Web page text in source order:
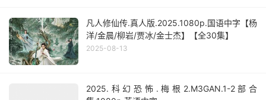
凡人修仙传.真人版.2025.1080p.国语中字【杨
洋/金晨/柳岩/贾冰/金士杰】【全30集】
2025-08-13
2025.科幻恐怖.梅根2.M3GAN.1-2部合